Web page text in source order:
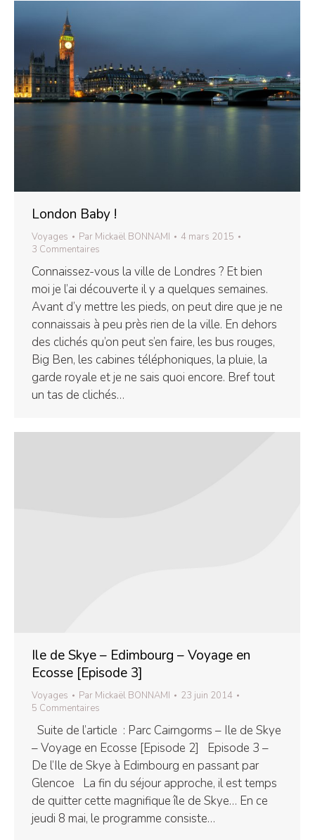
London Baby !
Voyages Par Mickaël BONNAMI
4 mars 2015
3 Commentaires
Connaissez-vous la ville de Londres ? Et bien
moi je l’ai découverte il y a quelques semaines.
Avant d’y mettre les pieds, on peut dire que je ne
connaissais à peu près rien de la ville. En dehors
des clichés qu’on peut s’en faire, les bus rouges,
Big Ben, les cabines téléphoniques, la pluie, la
garde royale et je ne sais quoi encore. Bref tout
un tas de clichés…
Ile de Skye – Edimbourg – Voyage en
Ecosse [Episode 3]
Voyages Par Mickaël BONNAMI
23 juin 2014
5 Commentaires
Suite de l’article : Parc Cairngorms – Ile de Skye
– Voyage en Ecosse [Episode 2] Episode 3 –
De l’Ile de Skye à Edimbourg en passant par
Glencoe La fin du séjour approche, il est temps
de quitter cette magnifique île de Skye… En ce
jeudi 8 mai, le programme consiste…